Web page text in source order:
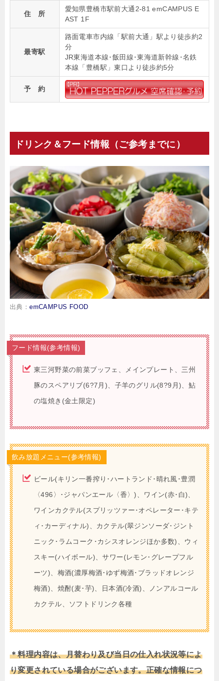
住 所
愛知県豊橋市駅前大通2-81 emCAMPUS E
AST 1F
最寄駅
路面電車市内線「駅前大通」駅より徒歩約2
分
JR東海道本線･飯田線･東海道新幹線･名鉄
本線「豊橋駅」東口より徒歩約5分
予 約
ドリンク＆フード情報（ご参考までに）
出典：emCAMPUS FOOD
フード情報(参考情報)
東三河野菜の前菜ブッフェ、メインプレート、三州
豚のスペアリブ(6?7月)、子羊のグリル(8?9月)、鮎
の塩焼き(金土限定)
飲み放題メニュー(参考情報)
ビール(キリン一番搾り･ハートランド･晴れ風･豊潤
〈496〉･ジャパンエール〈香〉)、ワイン(赤･白)、
ワインカクテル(スプリッツァー･オペレーター･キテ
ィ･カーディナル)、カクテル(翠ジンソーダ･ジント
ニック･ラムコーク･カシスオレンジほか多数)、ウィ
スキー(ハイボール)、サワー(レモン･グレープフル
ーツ)、梅酒(濃厚梅酒･ゆず梅酒･ブラッドオレンジ
梅酒)、焼酎(麦･芋)、日本酒(冷酒)、ノンアルコール
カクテル、ソフトドリンク各種
＊料理内容は、月替わり及び当日の仕入れ状況等によ
り変更されている場合がございます。正確な情報につ